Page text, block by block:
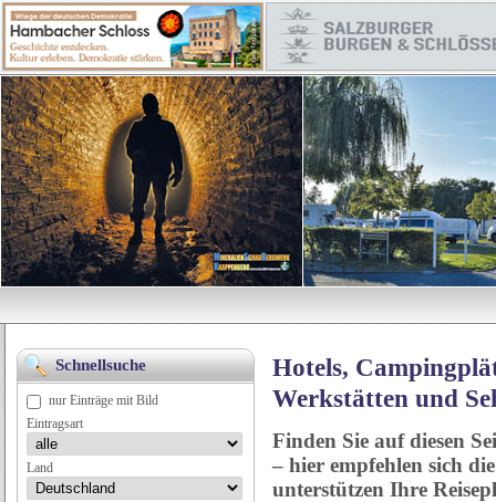
Hotels,
Werkstätten und
Finden Sie auf diesen
– hier empfehlen sich
unterstützen Ihre
Schnellsuche
nur Einträge mit Bild
Eintragsart
Land